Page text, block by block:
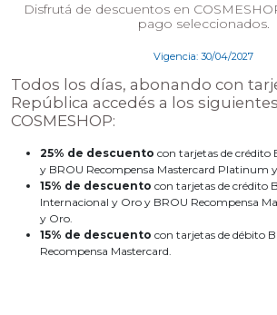
Disfrutá de descuentos en
pago seleccionados.
Vigencia: 30/04/2027
Todos los días, abonando con
República accedés a los
COSMESHOP:
25% de descuento con tarjetas de crédito
y BROU Recompensa Mastercard Platinum
15% de descuento con tarjetas de crédito
Internacional y Oro y BROU Recompensa
y Oro.
15% de descuento con tarjetas de débito
Recompensa Mastercard.